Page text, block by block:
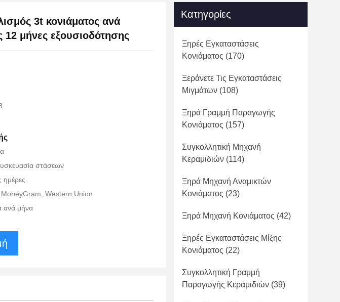
3t κονιάματος ανά
12 μήνες εξουσιοδότησης
στάσεων
ημέρες
Western Union
ανά μήνα
Κατηγορίες
Ξηρές Εγκαταστάσεις
Κονιάματος (170)
Ξεράνετε Τις Εγκαταστάσεις
Μιγμάτων (108)
Ξηρά Γραμμή Παραγωγής
Κονιάματος (157)
Συγκολλητική Μηχανή
Κεραμιδιών (114)
Ξηρά Μηχανή Αναμικτών
Κονιάματος (23)
Ξηρά Μηχανή Κονιάματος (42)
Ξηρές Εγκαταστάσεις Μίξης
Κονιάματος (22)
Συγκολλητική Γραμμή
Παραγωγής Κεραμιδιών (39)